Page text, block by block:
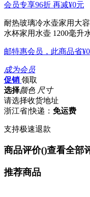
会员专享96折 再减¥0元
耐热玻璃冷水壶家用大
水杯家用水壶 1200毫升
邮特惠会员，此商品省¥0
成为会员
促销 领取
选择颜色 尺寸
请选择收货地址
浙江省|快递： 免运费
支持极速退款
商品评价()查看全部
推荐商品